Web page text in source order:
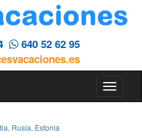
640 52 62 95
Rusia, Estonia